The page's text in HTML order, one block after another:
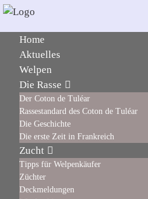
Home
Aktuelles
Welpen
Die Rasse
Der Coton de Tuléar
Rassestandard des Coton de Tuléar
Die Geschichte
Die erste Zeit in Frankreich
Zucht
Tipps für Welpenkäufer
Züchter
Deckmeldungen